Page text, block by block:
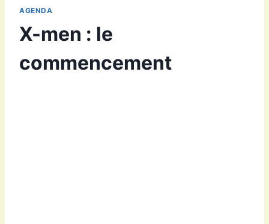
AGENDA
X-men : le
commencement